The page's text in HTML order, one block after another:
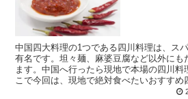
中国四大料理の1つである四川料理は、ス
有名です。坦々麺、麻婆豆腐など以外にも
ます。中国へ行ったら現地で本場の四川
こで今回は、現地で絶対食べたいおすすめ